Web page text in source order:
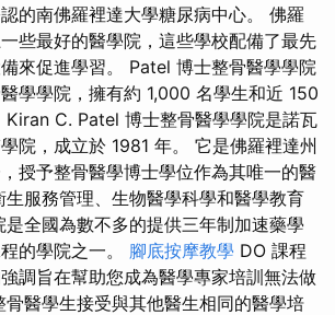
的南佛羅裡達大學糖尿病中心。 佛羅
些最好的醫學院，這些學校配備了最先
來促進學習。 Patel 博士整骨醫學學院
學學院，擁有約 1,000 名學生和近 150
Kiran C. Patel 博士整骨醫學學院是諾瓦
院，成立於 1981 年。 它是佛羅裡達州
授予整骨醫學博士學位作為其唯一的醫
服務管理、生物醫學科學和醫學教育
全國為數不多的提供三年制加速藥學
的學院之一。 腳底按摩教學 DO 課程
調旨在幫助您成為醫學專家培訓無法做
醫學生接受與其他醫生相同的醫學培